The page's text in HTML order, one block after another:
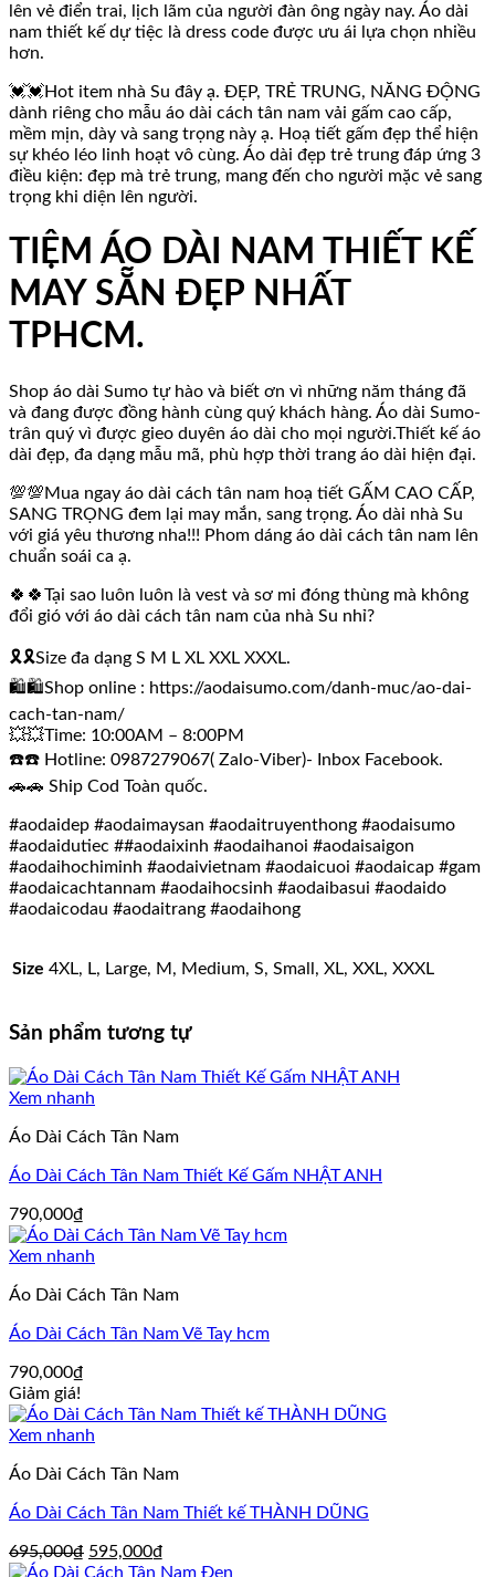
lên vẻ điển trai, lịch lãm của người đàn ông ngày nay. Áo dài
nam thiết kế dự tiệc là dress code được ưu ái lựa chọn nhiều
hơn.
💓💓Hot item nhà Su đây ạ. ĐẸP, TRẺ TRUNG, NĂNG ĐỘNG
dành riêng cho mẫu áo dài cách tân nam vải gấm cao cấp,
mềm mịn, dày và sang trọng này ạ. Hoạ tiết gấm đẹp thể hiện
sự khéo léo linh hoạt vô cùng. Áo dài đẹp trẻ trung đáp ứng 3
điều kiện: đẹp mà trẻ trung, mang đến cho người mặc vẻ sang
trọng khi diện lên người.
TIỆM ÁO DÀI NAM THIẾT KẾ
MAY SẴN ĐẸP NHẤT
TPHCM.
Shop áo dài Sumo tự hào và biết ơn vì những năm tháng đã
và đang được đồng hành cùng quý khách hàng. Áo dài Sumo-
trân quý vì được gieo duyên áo dài cho mọi người.Thiết kế áo
dài đẹp, đa dạng mẫu mã, phù hợp thời trang áo dài hiện đại.
💯💯Mua ngay áo dài cách tân nam hoạ tiết GẤM CAO CẤP,
SANG TRỌNG đem lại may mắn, sang trọng. Áo dài nhà Su
với giá yêu thương nha!!! Phom dáng áo dài cách tân nam lên
chuẩn soái ca ạ.
🍀🍀Tại sao luôn luôn là vest và sơ mi đóng thùng mà không
đổi gió với áo dài cách tân nam của nhà Su nhỉ?
🎗🎗Size đa dạng S M L XL XXL XXXL.
🛍🛍Shop online : https://aodaisumo.com/danh-muc/ao-dai-
cach-tan-nam/
💥💥Time: 10:00AM – 8:00PM
☎️☎️ Hotline: 0987279067( Zalo-Viber)- Inbox Facebook.
🚗🚗 Ship Cod Toàn quốc.
#aodaidep #aodaimaysan #aodaitruyenthong #aodaisumo
#aodaidutiec ##aodaixinh #aodaihanoi #aodaisaigon
#aodaihochiminh #aodaivietnam #aodaicuoi #aodaicap #gam
#aodaicachtannam #aodaihocsinh #aodaibasui #aodaido
#aodaicodau #aodaitrang #aodaihong
Size 4XL, L, Large, M, Medium, S, Small, XL, XXL, XXXL
Sản phẩm tương tự
Xem nhanh
Áo Dài Cách Tân Nam
Áo Dài Cách Tân Nam Thiết Kế Gấm NHẬT ANH
790,000₫
Xem nhanh
Áo Dài Cách Tân Nam
Áo Dài Cách Tân Nam Vẽ Tay hcm
790,000₫
Giảm giá!
Xem nhanh
Áo Dài Cách Tân Nam
Áo Dài Cách Tân Nam Thiết kế THÀNH DŨNG
695,000₫ Giá
gốc
595,000₫
hiện